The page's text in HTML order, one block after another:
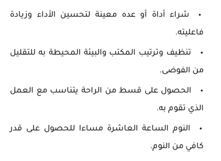
شراء أداة أو عده معينة لتحسين الأداء وزيادة
فاعليته.
تنظيف وترتيب المكتب والبيئة المحيطة به للتقليل
من الفوضى.
الحصول على قسط من الراحة يتناسب مع العمل
الذي تقوم به.
النوم الساعة العاشرة مساءا للحصول على قدر
كافي من النوم.